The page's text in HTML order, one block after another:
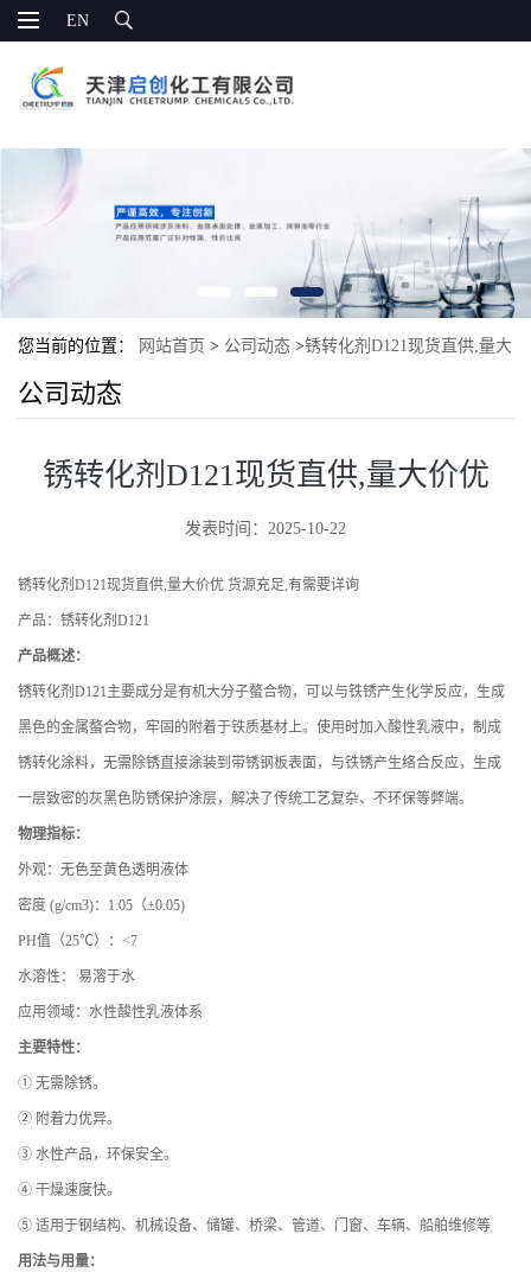
EN
您当前的位置： 网站首页 > 公司动态 >锈转化剂D121现货直供,量大
价优
公司动态
锈转化剂D121现货直供,量大价优
发表时间：2025-10-22
锈转化剂D121现货直供,量大价优 货源充足,有需要详询
产品： 锈转化剂D121
产品概述：
锈转化剂 D121 主要成分是有机大分子螯合物，可以与铁锈产生化学反应，生成
黑色的金属螯合物，牢固的附着于铁质基材上。使用时加入酸性乳液中，制成
锈转化涂料，无需除锈直接涂装到带锈钢板表面，与铁锈产生络合反应，生成
一层致密的灰黑色防锈保护涂层，解决了传统工艺复杂、不环保等弊端。
物理指标：
外观： 无色至黄色透明液体
密度 (g/cm3)： 1.05 （±0.05)
PH值（25℃）： <7
水溶性： 易溶于水
应用领域：水性酸性乳液体系
主要特性：
① 无需除锈。
② 附着力优异。
③ 水性产品，环保安全。
④ 干燥速度快。
⑤ 适用于钢结构、机械设备、储罐、桥梁、管道、门窗、车辆、船舶维修等
用法与用量：